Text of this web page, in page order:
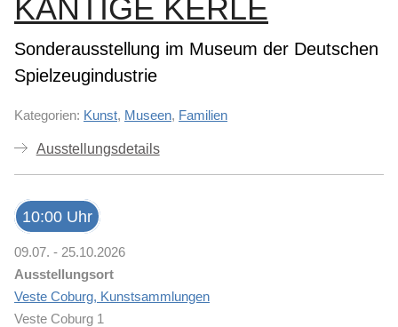
KANTIGE KERLE
Sonderausstellung im Museum der Deutschen
Spielzeugindustrie
Kategorien: Kunst, Museen, Familien
Ausstellungsdetails
10:00 Uhr
09.07. - 25.10.2026
Ausstellungsort
Veste Coburg, Kunstsammlungen
Veste Coburg 1